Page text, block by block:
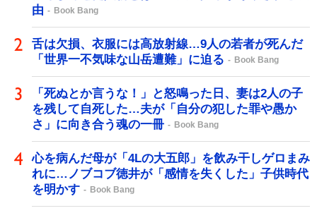
由
Book Bang
舌は欠損、衣服には高放射線…9人の若者が死んだ
「世界一不気味な山岳遭難」に迫る
Book Bang
「死ぬとか言うな！」と怒鳴った日、妻は2人の子
を残して自死した…夫が「自分の犯した罪や愚か
さ」に向き合う魂の一冊
Book Bang
心を病んだ母が「4Lの大五郎」を飲み干しゲロまみ
れに…ノブコブ徳井が「感情を失くした」子供時代
を明かす
Book Bang